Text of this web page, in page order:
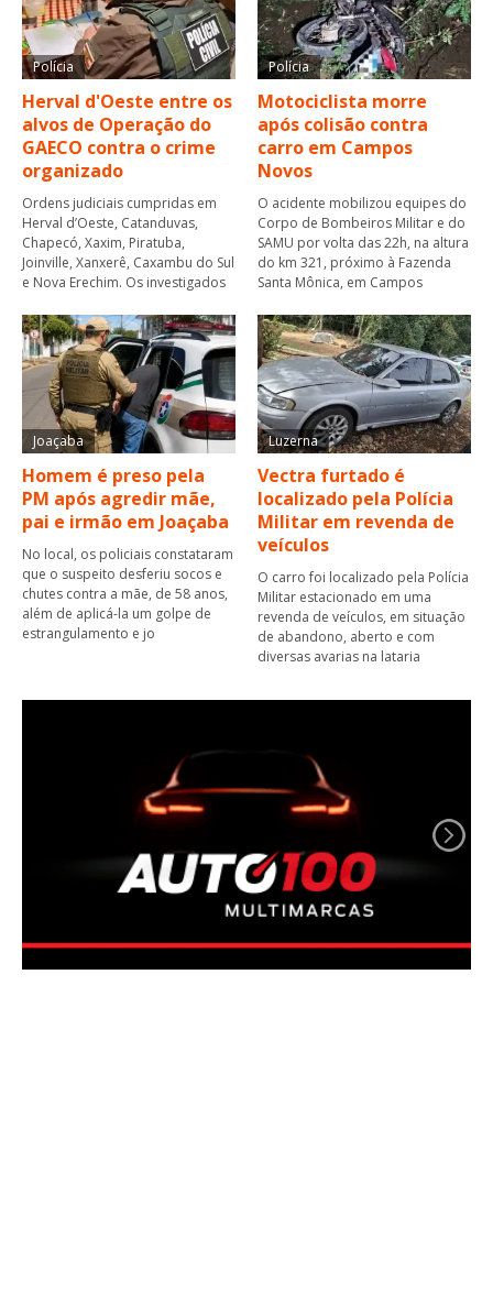
Polícia
Herval d'Oeste entre os
alvos de Operação do
GAECO contra o crime
organizado
Ordens judiciais cumpridas em
Herval d’Oeste, Catanduvas,
Chapecó, Xaxim, Piratuba,
Joinville, Xanxerê, Caxambu do Sul
e Nova Erechim. Os investigados
Polícia
Motociclista morre
após colisão contra
carro em Campos
Novos
O acidente mobilizou equipes do
Corpo de Bombeiros Militar e do
SAMU por volta das 22h, na altura
do km 321, próximo à Fazenda
Santa Mônica, em Campos
Joaçaba
Homem é preso pela
PM após agredir mãe,
pai e irmão em Joaçaba
No local, os policiais constataram
que o suspeito desferiu socos e
chutes contra a mãe, de 58 anos,
além de aplicá-la um golpe de
estrangulamento e jo
Luzerna
Vectra furtado é
localizado pela Polícia
Militar em revenda de
veículos
O carro foi localizado pela Polícia
Militar estacionado em uma
revenda de veículos, em situação
de abandono, aberto e com
diversas avarias na lataria